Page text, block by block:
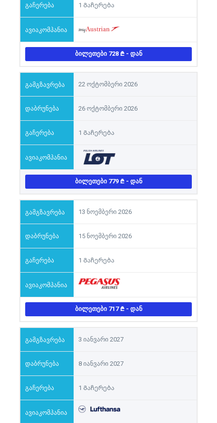
1 Გაჩერება
ᲑᲘᲚᲔᲗᲔᲑᲘ 728 - ᲓᲐᲜ
22 ოქტომბერი 2026
26 ოქტომბერი 2026
1 Გაჩერება
ᲑᲘᲚᲔᲗᲔᲑᲘ 779 - ᲓᲐᲜ
13 ნოემბერი 2026
15 ნოემბერი 2026
1 Გაჩერება
ᲑᲘᲚᲔᲗᲔᲑᲘ 717 - ᲓᲐᲜ
3 იანვარი 2027
8 იანვარი 2027
1 Გაჩერება